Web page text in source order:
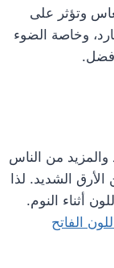
وتؤثر على
وخاصة الضوء
من الناس
الشديد. لذا
أثناء النوم.
الفاتح